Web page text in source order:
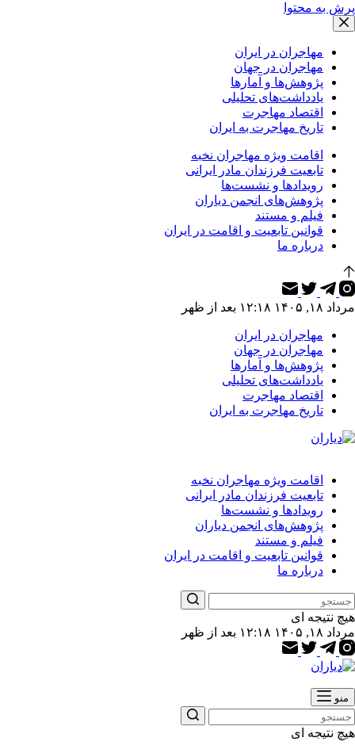
پرش به محتوا
مهاجران در ایران
مهاجران در جهان
پژوهش‌ها و آمارها
یادداشت‌های تحلیلی
اقتصاد مهاجرت
تاریخ مهاجرت به ایران
اقامت ویژه مهاجران نخبه
تابعیت فرزندان مادر ایرانی
رویدادها و نشست‌ها
پژوهش‌های انجمن دیاران
فیلم و مستند
قوانین تابعیت و اقامت در ایران
درباره ما
مرداد ۱۸, ۱۴۰۵ ۱۲:۱۸ بعد از ظهر
مهاجران در ایران
مهاجران در جهان
پژوهش‌ها و آمارها
یادداشت‌های تحلیلی
اقتصاد مهاجرت
تاریخ مهاجرت به ایران
اقامت ویژه مهاجران نخبه
تابعیت فرزندان مادر ایرانی
رویدادها و نشست‌ها
پژوهش‌های انجمن دیاران
فیلم و مستند
قوانین تابعیت و اقامت در ایران
درباره ما
هیچ نتیجه ای
مرداد ۱۸, ۱۴۰۵ ۱۲:۱۸ بعد از ظهر
منو
هیچ نتیجه ای